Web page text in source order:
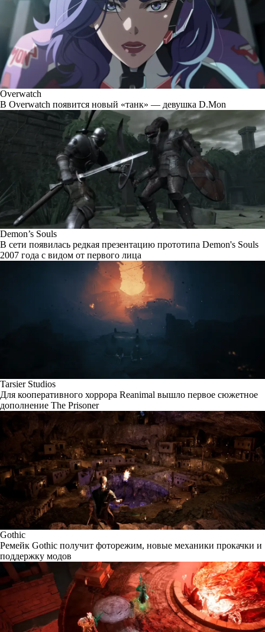
Overwatch
В Overwatch появится новый «танк» — девушка D.Mon
Demon’s Souls
В сети появилась редкая презентацию прототипа Demon's Souls
2007 года с видом от первого лица
Tarsier Studios
Для кооперативного хоррора Reanimal вышло первое сюжетное
дополнение The Prisoner
Gothic
Ремейк Gothic получит фоторежим, новые механики прокачки и
поддержку модов